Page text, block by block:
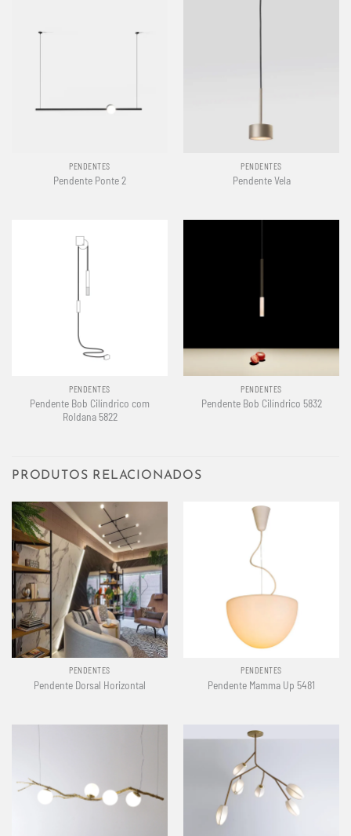
PENDENTES
Pendente Ponte 2
PENDENTES
Pendente Vela
PENDENTES
Pendente Bob Cilíndrico com
Roldana 5822
PENDENTES
Pendente Bob Cilíndrico 5832
PRODUTOS RELACIONADOS
PENDENTES
Pendente Dorsal Horizontal
PENDENTES
Pendente Mamma Up 5481